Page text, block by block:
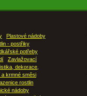
Plastové nádoby
- postřiky
potřeby
Zavlažovací
dekorace,
krmné směsi
rostlin
nádoby